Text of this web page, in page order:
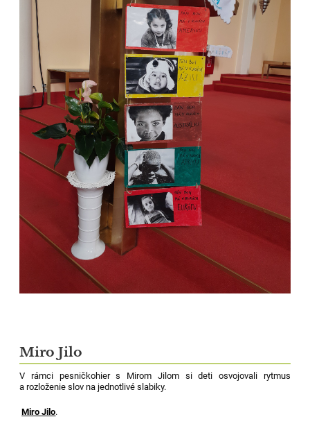
Miro Jilo
V rámci pesničkohier s Mirom Jilom si deti osvojovali rytmus
a rozloženie slov na jednotlivé slabiky.
Miro Jilo.